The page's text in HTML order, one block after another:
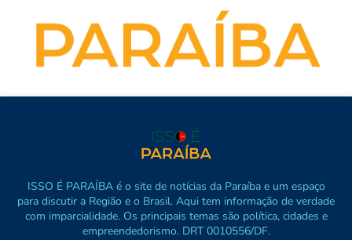
ISSO É PARAÍBA é o site de notícias da Paraíba e um espaço
para discutir a Região e o Brasil. Aqui tem informação de verdade
com imparcialidade. Os principais temas são política, cidades e
empreendedorismo. DRT 0010556/DF.